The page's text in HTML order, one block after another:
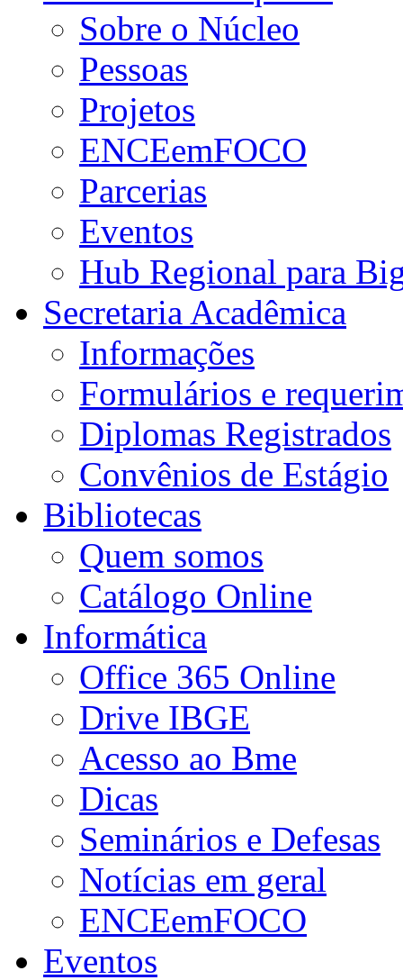
Sobre o Núcleo
Pessoas
Projetos
ENCEemFOCO
Parcerias
Eventos
Hub Regional para
Secretaria Acadêmica
Informações
Formulários e
Diplomas Registrados
Convênios de Estágio
Bibliotecas
Quem somos
Catálogo Online
Informática
Office 365 Online
Drive IBGE
Acesso ao Bme
Dicas
Seminários e Defesas
Notícias em geral
ENCEemFOCO
Eventos